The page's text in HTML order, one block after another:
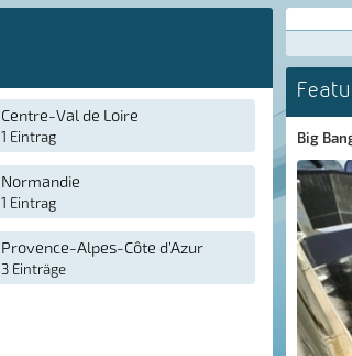
Centre-Val de Loire
1 Eintrag
Normandie
1 Eintrag
Provence-Alpes-Côte d’Azur
3 Einträge
Big